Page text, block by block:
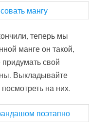
теперь мы
манге он такой,
свой
Выкладывайте
на них.